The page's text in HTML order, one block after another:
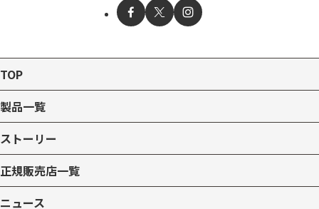
TOP
製品一覧
ストーリー
正規販売店一覧
ニュース